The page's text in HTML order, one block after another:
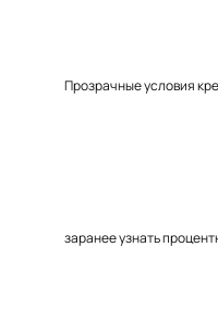
Прозрачные условия
заранее узнать